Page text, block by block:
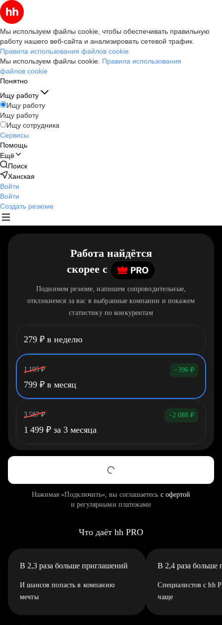
Мы используем файлы cookie, чтобы обеспечивать правильную
работу нашего веб-сайта и анализировать сетевой трафик.
Правила использования файлов cookie
Мы используем файлы cookie. Правила использования
файлов cookie
Понятно
Ищу работу
Ищу работу
Ищу работу
Ищу сотрудника
Сервисы
Помощь
Ещё
Поиск
Ханская
Войти
Войти
Создать резюме
Работа найдётся
скорее c
Поднимем резюме, напишем сопроводительные,
откликнемся за вас в выбранные компании и покажем
статистику по конкурентам
279 ₽ в неделю
1 195 ₽ −396 ₽
799 ₽ в месяц
3 587 ₽ −2 088 ₽
1 499 ₽ за 3 месяца
Нажимая «Подключить», вы соглашаетесь с офертой
и регулярными платежами
Что даёт hh PRO
В 2,3 раза больше приглашений
И шансов попасть в компанию
мечты
В 2,4 раза больше
Специалистов с hh
чаще